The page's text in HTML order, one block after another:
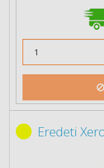
Eredeti